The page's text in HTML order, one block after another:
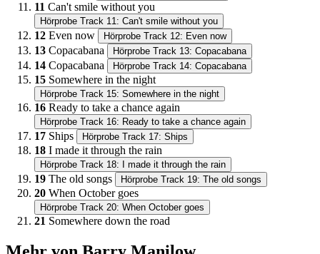
11 Can't smile without you
Hörprobe Track 11: Can't smile without you
12 Even now Hörprobe Track 12: Even now
13 Copacabana Hörprobe Track 13: Copacabana
14 Copacabana Hörprobe Track 14: Copacabana
15 Somewhere in the night
Hörprobe Track 15: Somewhere in the night
16 Ready to take a chance again
Hörprobe Track 16: Ready to take a chance again
17 Ships Hörprobe Track 17: Ships
18 I made it through the rain
Hörprobe Track 18: I made it through the rain
19 The old songs Hörprobe Track 19: The old songs
20 When October goes
Hörprobe Track 20: When October goes
21 Somewhere down the road